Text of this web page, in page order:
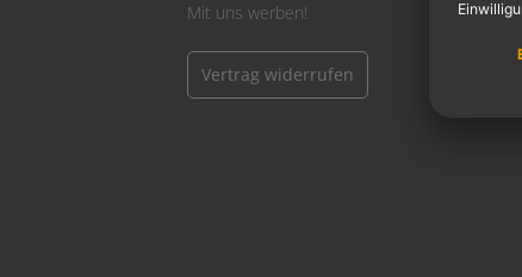
Mit uns werben!
Vertrag widerrufen